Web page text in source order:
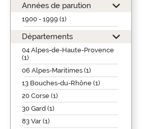
Années de parution
1900 - 1999 (1)
Départements
04 Alpes-de-Haute-Provence
(1)
06 Alpes-Maritimes (1)
13 Bouches-du-Rhône (1)
20 Corse (1)
30 Gard (1)
83 Var (1)